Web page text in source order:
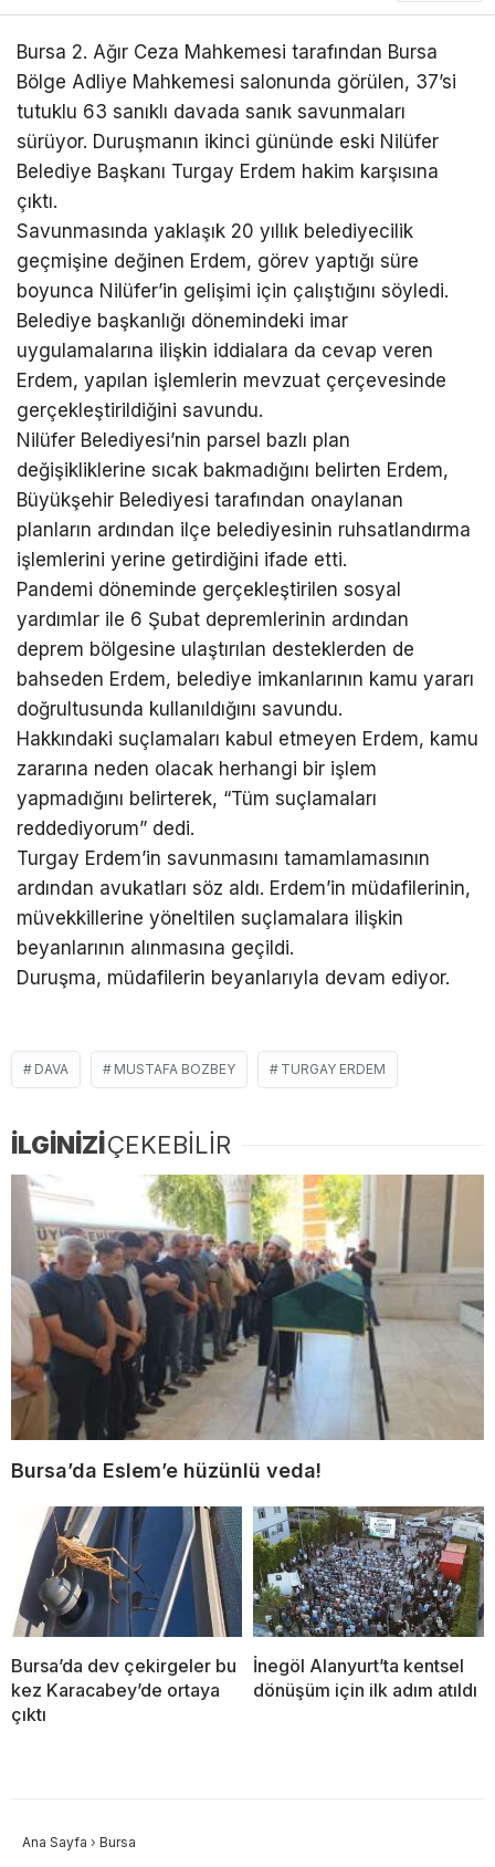
Bursa 2. Ağır Ceza Mahkemesi tarafından Bursa
Bölge Adliye Mahkemesi salonunda görülen, 37’si
tutuklu 63 sanıklı davada sanık savunmaları
sürüyor. Duruşmanın ikinci gününde eski Nilüfer
Belediye Başkanı Turgay Erdem hakim karşısına
çıktı.
Savunmasında yaklaşık 20 yıllık belediyecilik
geçmişine değinen Erdem, görev yaptığı süre
boyunca Nilüfer’in gelişimi için çalıştığını söyledi.
Belediye başkanlığı dönemindeki imar
uygulamalarına ilişkin iddialara da cevap veren
Erdem, yapılan işlemlerin mevzuat çerçevesinde
gerçekleştirildiğini savundu.
Nilüfer Belediyesi’nin parsel bazlı plan
değişikliklerine sıcak bakmadığını belirten Erdem,
Büyükşehir Belediyesi tarafından onaylanan
planların ardından ilçe belediyesinin ruhsatlandırma
işlemlerini yerine getirdiğini ifade etti.
Pandemi döneminde gerçekleştirilen sosyal
yardımlar ile 6 Şubat depremlerinin ardından
deprem bölgesine ulaştırılan desteklerden de
bahseden Erdem, belediye imkanlarının kamu yararı
doğrultusunda kullanıldığını savundu.
Hakkındaki suçlamaları kabul etmeyen Erdem, kamu
zararına neden olacak herhangi bir işlem
yapmadığını belirterek, “Tüm suçlamaları
reddediyorum” dedi.
Turgay Erdem’in savunmasını tamamlamasının
ardından avukatları söz aldı. Erdem’in müdafilerinin,
müvekkillerine yöneltilen suçlamalara ilişkin
beyanlarının alınmasına geçildi.
Duruşma, müdafilerin beyanlarıyla devam ediyor.
DAVA MUSTAFA BOZBEY TURGAY ERDEM
İLGİNİZİÇEKEBİLİR
Bursa’da Eslem’e hüzünlü veda!
Bursa’da dev çekirgeler bu
kez Karacabey’de ortaya
çıktı
İnegöl Alanyurt’ta kentsel
dönüşüm için ilk adım atıldı
Ana Sayfa › Bursa